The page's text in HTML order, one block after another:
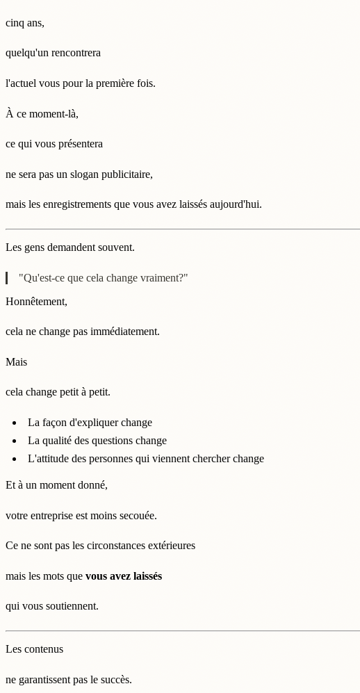
cinq ans,
quelqu'un rencontrera
l'actuel vous pour la première fois.
À ce moment-là,
ce qui vous présentera
ne sera pas un slogan publicitaire,
mais les enregistrements que vous avez laissés aujourd'hui.
Les gens demandent souvent.
"Qu'est-ce que cela change vraiment?"
Honnêtement,
cela ne change pas immédiatement.
Mais
cela change petit à petit.
La façon d'expliquer change
La qualité des questions change
L'attitude des personnes qui viennent chercher change
Et à un moment donné,
votre entreprise est moins secouée.
Ce ne sont pas les circonstances extérieures
mais les mots que vous avez laissés
qui vous soutiennent.
Les contenus
ne garantissent pas le succès.